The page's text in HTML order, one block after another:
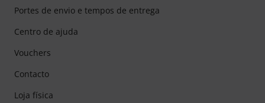
Portes de envio e tempos de entrega
Centro de ajuda
Vouchers
Contacto
Loja física